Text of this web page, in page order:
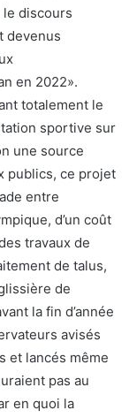
discours
devenus
en 2022».
totalement le
sportive sur
une source
publics, ce projet
entre
d’un coût
travaux de
de talus,
de
la fin d’année
avisés
et lancés même
pas au
en quoi la